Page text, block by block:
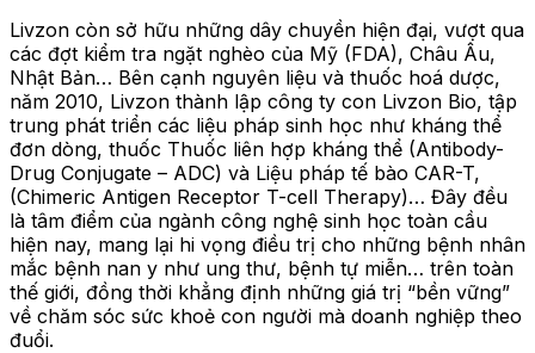
Livzon còn sở hữu những dây chuyền hiện đại, vượt qua
các đợt kiểm tra ngặt nghèo của Mỹ (FDA), Châu Âu,
Nhật Bản… Bên cạnh nguyên liệu và thuốc hoá dược,
năm 2010, Livzon thành lập công ty con Livzon Bio, tập
trung phát triển các liệu pháp sinh học như kháng thể
đơn dòng, thuốc Thuốc liên hợp kháng thể (Antibody-
Drug Conjugate – ADC) và Liệu pháp tế bào CAR-T,
(Chimeric Antigen Receptor T-cell Therapy)… Đây đều
là tâm điểm của ngành công nghệ sinh học toàn cầu
hiện nay, mang lại hi vọng điều trị cho những bệnh nhân
mắc bệnh nan y như ung thư, bệnh tự miễn… trên toàn
thế giới, đồng thời khẳng định những giá trị “bền vững”
về chăm sóc sức khoẻ con người mà doanh nghiệp theo
đuổi.